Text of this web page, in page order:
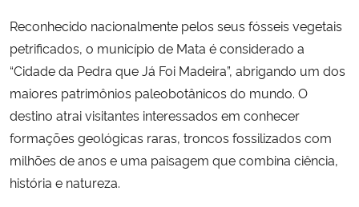
Reconhecido nacionalmente pelos seus fósseis vegetais
petrificados, o município de Mata é considerado a
“Cidade da Pedra que Já Foi Madeira”, abrigando um dos
maiores patrimônios paleobotânicos do mundo. O
destino atrai visitantes interessados em conhecer
formações geológicas raras, troncos fossilizados com
milhões de anos e uma paisagem que combina ciência,
história e natureza.